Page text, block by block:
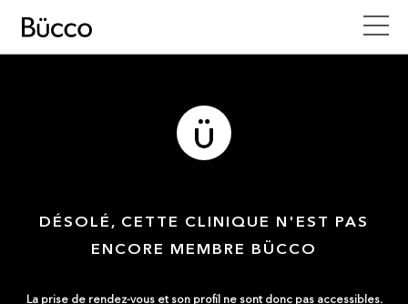
DÉSOLÉ, CETTE CLINIQUE N'EST PAS
ENCORE MEMBRE BÜCCO
La prise de rendez-vous et son profil ne sont donc pas accessibles.